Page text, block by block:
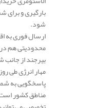
بارگیری و برای
شود.
ارسال فوری به
محدودیتی هم
بیرجند از
مهار انرژی طی
پاسخگویی به
مناطق کشور